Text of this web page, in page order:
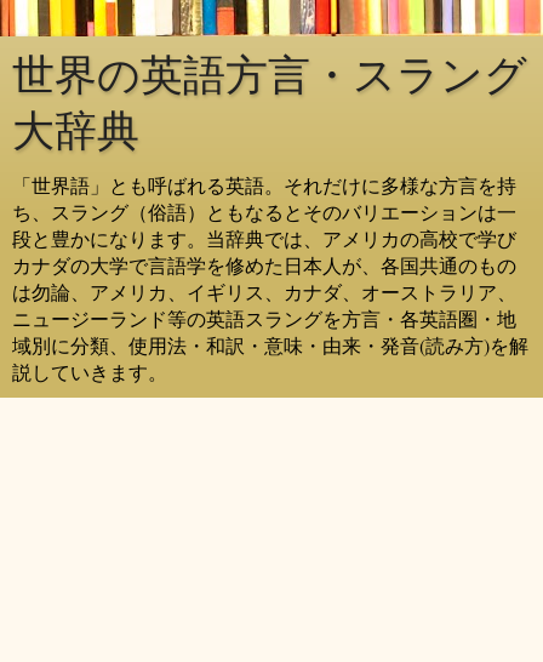
世界の英語方言・スラング
大辞典
「世界語」とも呼ばれる英語。それだけに多様な方言を持
ち、スラング（俗語）ともなるとそのバリエーションは一
段と豊かになります。当辞典では、アメリカの高校で学び
カナダの大学で言語学を修めた日本人が、各国共通のもの
は勿論、アメリカ、イギリス、カナダ、オーストラリア、
ニュージーランド等の英語スラングを方言・各英語圏・地
域別に分類、使用法・和訳・意味・由来・発音(読み方)を解
説していきます。